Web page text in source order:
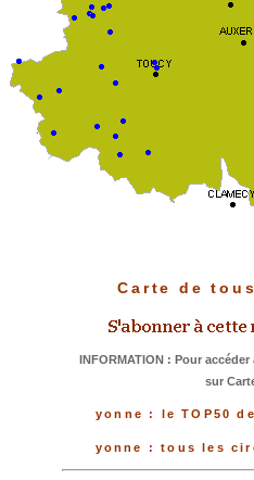
Carte de
INFORMATION : Pour
sur
yonne : le TOP50
yonne : tous les